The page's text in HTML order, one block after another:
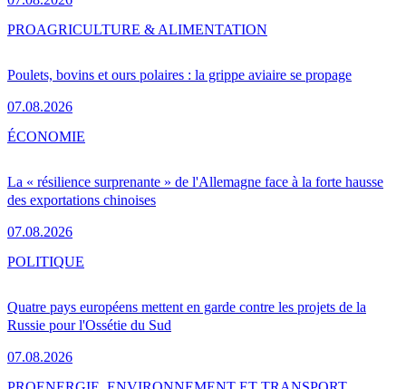
Poulets, bovins et ours polaires : la grippe aviaire se propage
07.08.2026
PROAGRICULTURE & ALIMENTATION
La « résilience surprenante » de l'Allemagne face à la forte hausse
des exportations chinoises
07.08.2026
ÉCONOMIE
Quatre pays européens mettent en garde contre les projets de la
Russie pour l'Ossétie du Sud
07.08.2026
POLITIQUE